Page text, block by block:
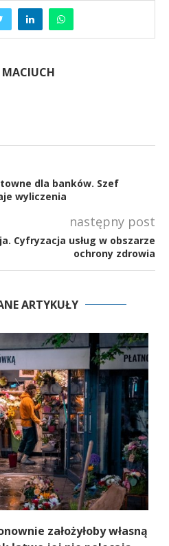
dla banków. Szef
wyliczenia
następny post
Cyfryzacja usług w obszarze
ochrony zdrowia
ARTYKUŁY
założyłoby własną